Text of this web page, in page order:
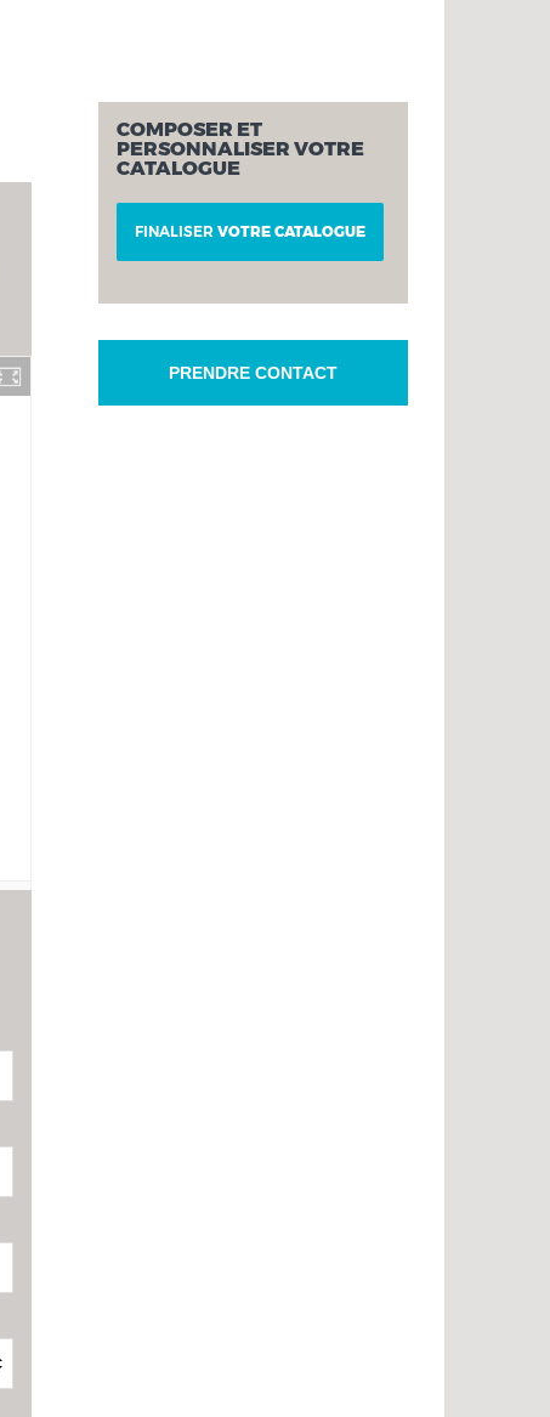
COMPOSER ET
PERSONNALISER VOTRE
CATALOGUE
FINALISER VOTRE CATALOGUE
PRENDRE CONTACT